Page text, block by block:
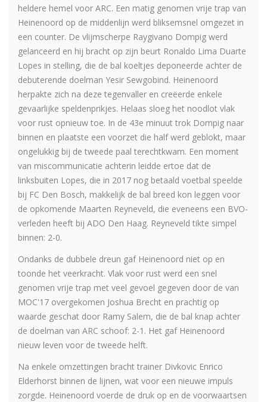
heldere hemel voor ARC. Een matig genomen vrije trap van
Heinenoord op de middenlijn werd bliksemsnel omgezet in
een counter. De vlijmscherpe Raygivano Dompig werd
gelanceerd en hij bracht op zijn beurt Ronaldo Lima Duarte
Lopes in stelling, die de bal koeltjes deponeerde achter de
debuterende doelman Yesir Sewgobind. Heinenoord
herpakte zich na deze tegenvaller en creëerde enkele
gevaarlijke speldenprikjes. Helaas sloeg het noodlot vlak
voor rust opnieuw toe. In de 43e minuut trok Dompig naar
binnen en plaatste een voorzet die half werd geblokt, maar
ongelukkig bij de tweede paal terechtkwam. Een moment
van miscommunicatie achterin leidde ertoe dat de
linksbuiten Lopes, die in 2017 nog betaald voetbal speelde
bij FC Den Bosch, makkelijk de bal breed kon leggen voor
de opkomende Maarten Reyneveld, die eveneens een BVO-
verleden heeft bij ADO Den Haag. Reyneveld tikte simpel
binnen: 2-0.
Ondanks de dubbele dreun gaf Heinenoord niet op en
toonde het veerkracht. Vlak voor rust werd een snel
genomen vrije trap met veel gevoel gegeven door de van
MOC'17 overgekomen Joshua Brecht en prachtig op
waarde geschat door Ramy Salem, die de bal knap achter
de doelman van ARC schoof: 2-1. Het gaf Heinenoord
nieuw leven voor de tweede helft.
Na enkele omzettingen bracht trainer Divkovic Enrico
Elderhorst binnen de lijnen, wat voor een nieuwe impuls
zorgde. Heinenoord voerde de druk op en de voorwaartsen